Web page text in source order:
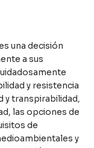
una decisión
a sus
y resistencia
y transpirabilidad,
las opciones de
de
y